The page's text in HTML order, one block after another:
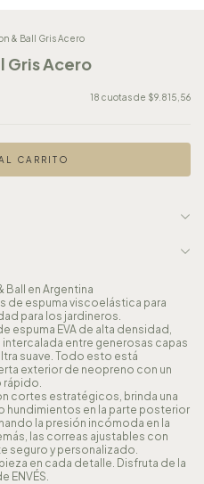
& Ball Gris Acero
Gris Acero
18 cuotas de $9.815,56
Ball en Argentina
de espuma viscoelástica para
para los jardineros.
espuma EVA de alta densidad,
entre generosas capas
suave. Todo esto está
exterior de neopreno con un
rápido.
cortes estratégicos, brinda una
en la parte posterior
la presión incómoda en la
las correas ajustables con
seguro y personalizado.
en cada detalle. Disfruta de la
ENVÉS.